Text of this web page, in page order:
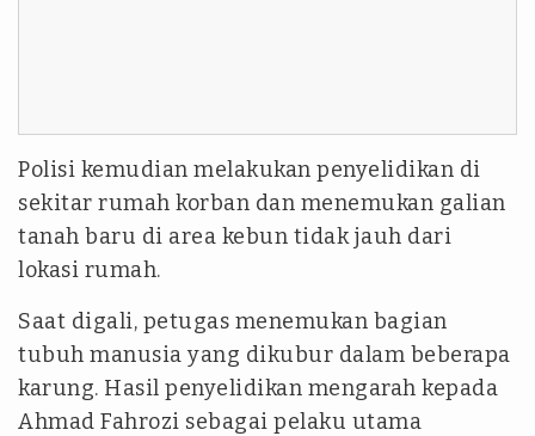
Polisi kemudian melakukan penyelidikan di
sekitar rumah korban dan menemukan galian
tanah baru di area kebun tidak jauh dari
lokasi rumah.
Saat digali, petugas menemukan bagian
tubuh manusia yang dikubur dalam beberapa
karung. Hasil penyelidikan mengarah kepada
Ahmad Fahrozi sebagai pelaku utama